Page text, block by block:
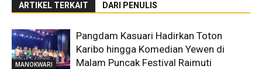
ARTIKEL TERKAIT DARI PENULIS
MANOKWARI
Pangdam Kasuari Hadirkan Toton
Karibo hingga Komedian Yewen di
Malam Puncak Festival Raimuti